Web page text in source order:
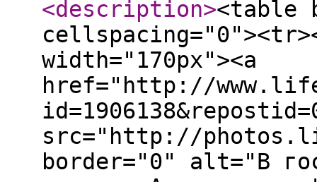
<description><table
width="170px"><a
href="http://
src="http://
border="0" alt="В